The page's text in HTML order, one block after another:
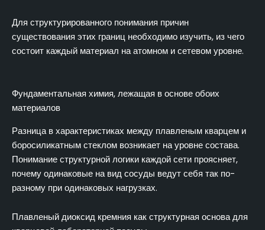
Для структурированного понимания причин
существования этих границ необходимо изучить, из чего
состоит каждый материал на атомном и сетевом уровне.
Фундаментальная химия, лежащая в основе обоих
материалов
Разница в характеристиках между плавленым кварцем и
боросиликатным стеклом возникает на уровне состава.
Понимание структурной логики каждой сети проясняет,
почему одинаковые на вид сосуды ведут себя так по-
разному при одинаковых нагрузках.
Плавленый диоксид кремния как структурная основа для